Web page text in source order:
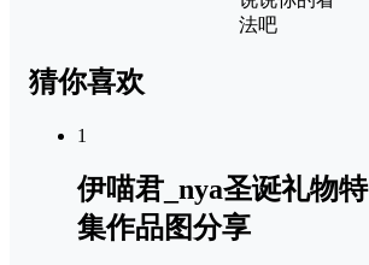
法吧
猜你喜欢
1
伊喵君_nya圣诞礼物特
集作品图分享